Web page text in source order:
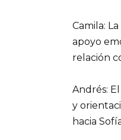
Camila:
apoyo
relación
Andrés:
y
hacia